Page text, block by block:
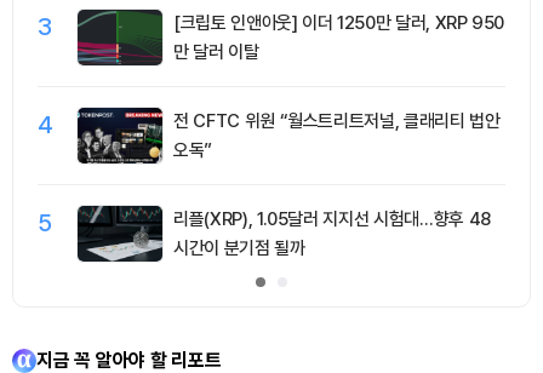
3
[크립토 인앤아웃] 이더 1250만 달러, XRP 950
만 달러 이탈
4
전 CFTC 위원 “월스트리트저널, 클래리티 법안
오독”
5
리플(XRP), 1.05달러 지지선 시험대…향후 48
시간이 분기점 될까
지금 꼭 알아야 할 리포트